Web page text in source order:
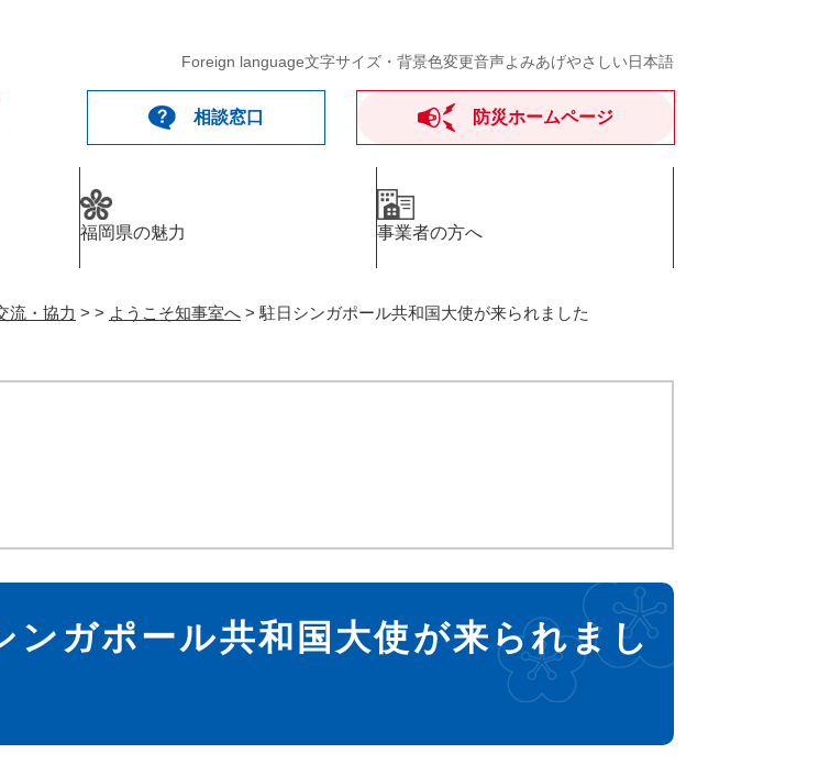
Foreign language文字サイズ・背景色変更音声よみあげやさしい日本語
相談窓口 防災ホームページ
福岡県の魅力 事業者の方へ
流・協力 > > ようこそ知事室へ > 駐日シンガポール共和国大使が来られました
ンガポール共和国大使が来られまし